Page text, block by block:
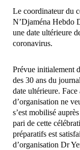
Le coordinateur du
N’Djaména Hebdo
une date ultérieure
coronavirus.
Prévue initialement
des 30 ans du
date ultérieure.
d’organisation ne
s’est mobilisé
pari de cette
préparatifs est
d’organisation Dr